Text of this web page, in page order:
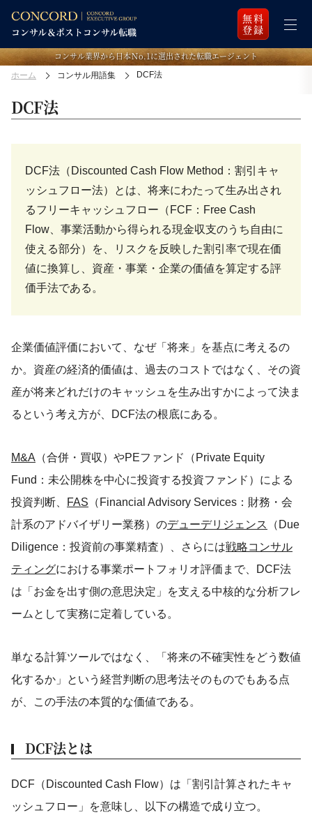
無料
登録
コンサル業界から日本Ｎo.1に選出された転職エージェント
ホーム コンサル用語集 DCF法
DCF法
DCF法（Discounted Cash Flow Method：割引キャ
ッシュフロー法）とは、将来にわたって生み出され
るフリーキャッシュフロー（FCF：Free Cash
Flow、事業活動から得られる現金収支のうち自由に
使える部分）を、リスクを反映した割引率で現在価
値に換算し、資産・事業・企業の価値を算定する評
価手法である。
企業価値評価において、なぜ「将来」を基点に考えるの
か。資産の経済的価値は、過去のコストではなく、その資
産が将来どれだけのキャッシュを生み出すかによって決ま
るという考え方が、DCF法の根底にある。
M&A （合併・買収）やPEファンド（Private Equity
Fund：未公開株を中心に投資する投資ファンド）による
投資判断、
FAS （Financial Advisory Services：財務・会
計系のアドバイザリー業務）のデューデリジェンス
（Due
Diligence：投資前の事業精査）、さらには戦略コンサル
ティングにおける事業ポートフォリオ評価まで、DCF法
は「お金を出す側の意思決定」を支える中核的な分析フレ
ームとして実務に定着している。
単なる計算ツールではなく、「将来の不確実性をどう数値
化するか」という経営判断の思考法そのものでもある点
が、この手法の本質的な価値である。
DCF法とは
DCF（Discounted Cash Flow）は「割引計算されたキャ
ッシュフロー」を意味し、以下の構造で成り立つ。